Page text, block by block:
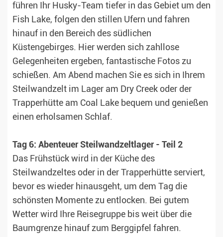
führen Ihr Husky-Team tiefer in das Gebiet um den
Fish Lake, folgen den stillen Ufern und fahren
hinauf in den Bereich des südlichen
Küstengebirges. Hier werden sich zahllose
Gelegenheiten ergeben, fantastische Fotos zu
schießen. Am Abend machen Sie es sich in Ihrem
Steilwandzelt im Lager am Dry Creek oder der
Trapperhütte am Coal Lake bequem und genießen
einen erholsamen Schlaf.
Tag 6: Abenteuer Steilwandzeltlager - Teil 2
Das Frühstück wird in der Küche des
Steilwandzeltes oder in der Trapperhütte serviert,
bevor es wieder hinausgeht, um dem Tag die
schönsten Momente zu entlocken. Bei gutem
Wetter wird Ihre Reisegruppe bis weit über die
Baumgrenze hinauf zum Berggipfel fahren.